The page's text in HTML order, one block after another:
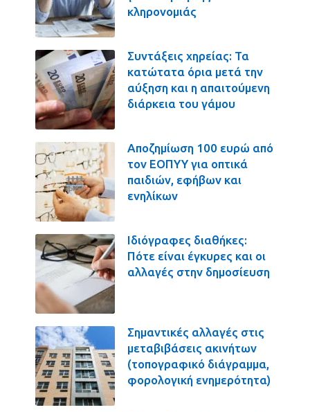
κληρονομιάς
Συντάξεις χηρείας: Τα
κατώτατα όρια μετά την
αύξηση και η απαιτούμενη
διάρκεια του γάμου
Αποζημίωση 100 ευρώ από
τον ΕΟΠΥΥ για οπτικά
παιδιών, εφήβων και
ενηλίκων
Ιδιόγραφες διαθήκες:
Πότε είναι έγκυρες και οι
αλλαγές στην δημοσίευση
Σημαντικές αλλαγές στις
μεταβιβάσεις ακινήτων
(τοπογραφικό διάγραμμα,
φορολογική ενημερότητα)